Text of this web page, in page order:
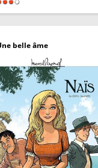
belle âme